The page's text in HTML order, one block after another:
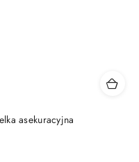
asekuracyjna